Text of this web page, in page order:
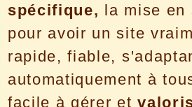
spécifique, la mise en
pour avoir un site
rapide, fiable,
automatiquement à
facile à gérer et